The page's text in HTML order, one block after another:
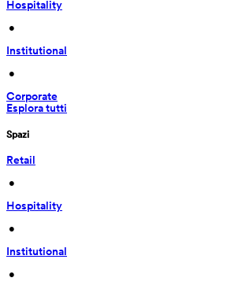
Hospitality
•
Institutional
•
Corporate
Esplora tutti
Spazi
Retail
•
Hospitality
•
Institutional
•